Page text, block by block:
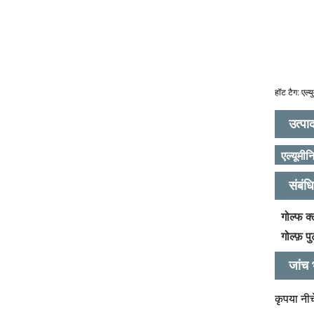
हॉट टैग:
गोल्फ
गोल्फ़
जांच
कृपया